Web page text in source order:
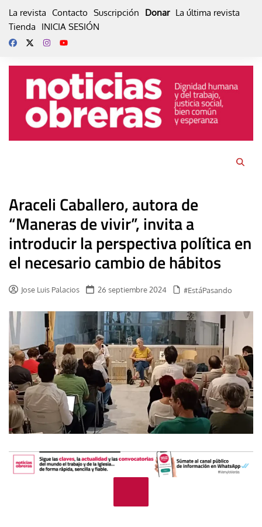
La revista Contacto Suscripción Donar La última revista
Tienda
INICIA SESIÓN
Araceli Caballero, autora de
“Maneras de vivir”, invita a
introducir la perspectiva política en
el necesario cambio de hábitos
Jose Luis Palacios 26 septiembre 2024 #EstáPasando